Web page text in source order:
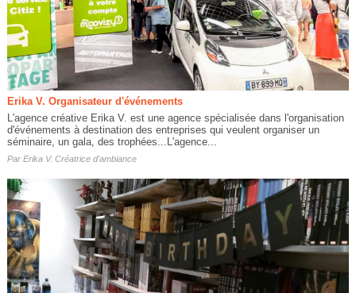
Erika V. Organisateur d'événements
L'agence créative Erika V. est une agence spécialisée dans l'organisation
d'événements à destination des entreprises qui veulent organiser un
séminaire, un gala, des trophées...L'agence...
Par Erika V. Créatrice d'ambiance